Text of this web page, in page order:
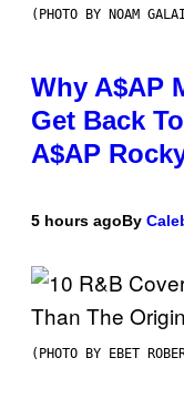
(PHOTO BY NOAM
Why A$AP
Get Back
A$AP
5 hours agoBy
(PHOTO BY EBET